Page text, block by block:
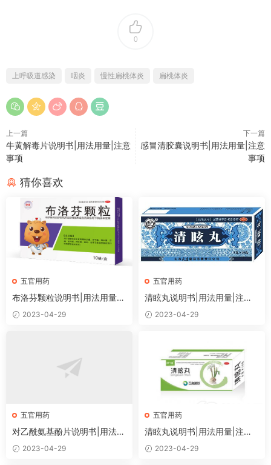
0
上呼吸道感染 咽炎 慢性扁桃体炎 扁桃体炎
上一篇
牛黄解毒片说明书|用法用量|注意
事项
下一篇
感冒清胶囊说明书|用法用量|注意
事项
猜你喜欢
五官用药
布洛芬颗粒说明书|用法用量|
注意事项
2023-04-29
五官用药
清眩丸说明书|用法用量|注意
事项2023-04-29
五官用药
对乙酰氨基酚片说明书|用法用
量|注意事项
2023-04-29
五官用药
清眩丸说明书|用法用量|注意
事项2023-04-29